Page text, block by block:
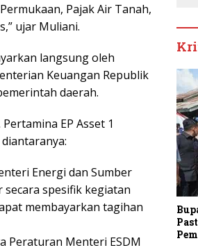
Pajak Air Tanah,
ujar Muliani.
langsung oleh
Keuangan Republik
daerah.
EP Asset 1
Energi dan Sumber
secara spesifik kegiatan
membayarkan tagihan
Peraturan Menteri ESDM